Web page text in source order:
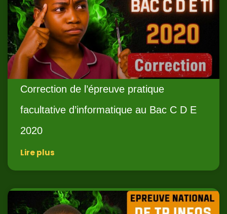
Correction de l’épreuve pratique
facultative d’informatique au Bac C D E
2020
Lire plus